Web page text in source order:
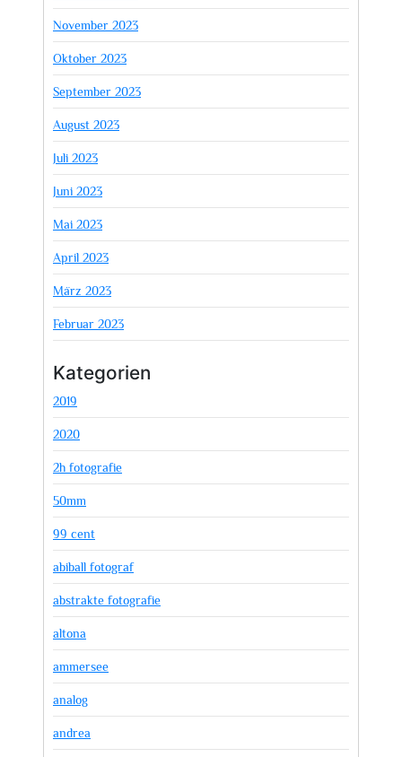
November 2023
Oktober 2023
September 2023
August 2023
Juli 2023
Juni 2023
Mai 2023
April 2023
März 2023
Februar 2023
Kategorien
2019
2020
2h fotografie
50mm
99 cent
abiball fotograf
abstrakte fotografie
altona
ammersee
analog
andrea